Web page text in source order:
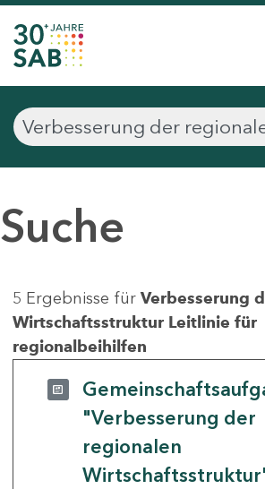
Suche
5 Ergebnisse für Verbesserung
Wirtschaftsstruktur Leitlinie für
regionalbeihilfen
"Verbesserung der
regionalen